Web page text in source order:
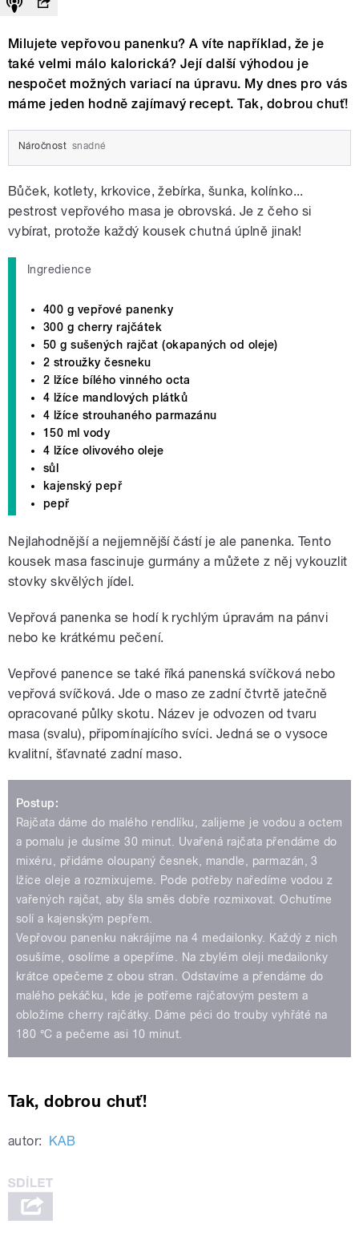
Milujete vepřovou panenku? A víte například, že je
také velmi málo kalorická? Její další výhodou je
nespočet možných variací na úpravu. My dnes pro vás
máme jeden hodně zajímavý recept. Tak, dobrou chuť!
Náročnost snadné
Bůček, kotlety, krkovice, žebírka, šunka, kolínko...
pestrost vepřového masa je obrovská. Je z čeho si
vybírat, protože každý kousek chutná úplně jinak!
Ingredience
400 g vepřové panenky
300 g cherry rajčátek
50 g sušených rajčat (okapaných od oleje)
2 stroužky česneku
2 lžíce bílého vinného octa
4 lžíce mandlových plátků
4 lžíce strouhaného parmazánu
150 ml vody
4 lžíce olivového oleje
sůl
kajenský pepř
pepř
Nejlahodnější a nejjemnější částí je ale panenka. Tento
kousek masa fascinuje gurmány a můžete z něj vykouzlit
stovky skvělých jídel.
Vepřová panenka se hodí k rychlým úpravám na pánvi
nebo ke krátkému pečení.
Vepřové panence se také říká panenská svíčková nebo
vepřová svíčková. Jde o maso ze zadní čtvrtě jatečně
opracované půlky skotu. Název je odvozen od tvaru
masa (svalu), připomínajícího svíci. Jedná se o vysoce
kvalitní, šťavnaté zadní maso.
Postup:
Rajčata dáme do malého rendlíku, zalijeme je vodou a octem
a pomalu je dusíme 30 minut. Uvařená rajčata přendáme do
mixéru, přidáme oloupaný česnek, mandle, parmazán, 3
lžíce oleje a rozmixujeme. Pode potřeby naředíme vodou z
vařených rajčat, aby šla směs dobře rozmixovat. Ochutíme
solí a kajenským pepřem.
Vepřovou panenku nakrájíme na 4 medailonky. Každý z nich
osušíme, osolíme a opepříme. Na zbylém oleji medailonky
krátce opečeme z obou stran. Odstavíme a přendáme do
malého pekáčku, kde je potřeme rajčatovým pestem a
obložíme cherry rajčátky. Dáme péci do trouby vyhřáté na
180 °C a pečeme asi 10 minut.
Tak, dobrou chuť!
autor: KAB